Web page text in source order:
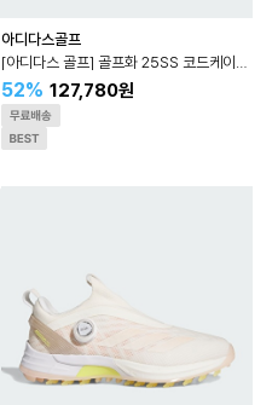
아디다스골프
[아디다스 골프] 골프화 25SS 코드케이오스 보아 25
52% 127,780원